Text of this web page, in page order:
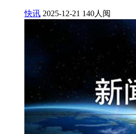
快讯 2025-12-21 140人阅